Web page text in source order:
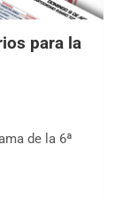
para la
de la 6ª